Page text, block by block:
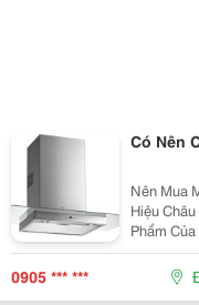
Có Nên
Nên Mua
Hiệu
Phẩm
Vâng,
Thương
Gây Khôn
0905 *** ***